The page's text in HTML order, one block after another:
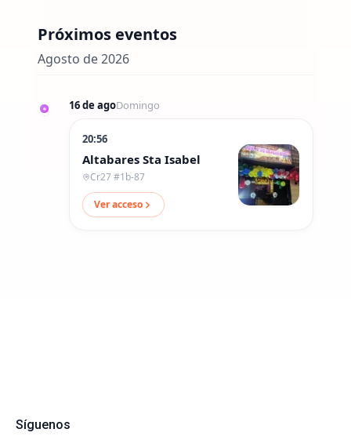
Próximos eventos
Agosto de 2026
16 de agoDomingo
20:56
Altabares Sta Isabel
Cr27 #1b-87
Ver acceso
Síguenos